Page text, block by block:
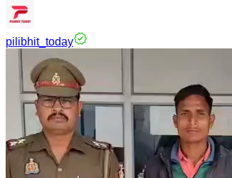
pilibhit_today